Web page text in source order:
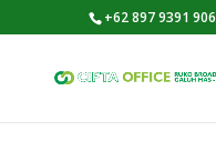
+62 897 9391 906